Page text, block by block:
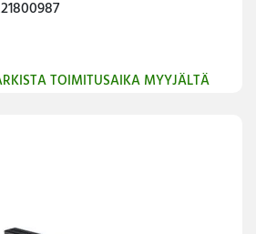
TOIMITUSAIKA MYYJÄLTÄ